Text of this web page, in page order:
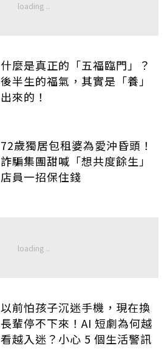
什麼是真正的「五福臨門」？
後半生的福氣，其實是「養」
出來的！
72歲獨居包租婆為愛沖昏頭！
詐騙集團甜喊「想共度餘生」
店員一招保住錢
以前怕孩子沉迷手機，現在換
長輩停不下來！AI 短劇為何越
看越入迷？小心 5 個生活警訊